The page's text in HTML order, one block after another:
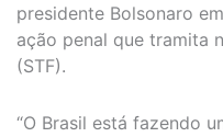
presidente Bolsonaro
ação penal que tramita
(STF).
“O Brasil está fazendo